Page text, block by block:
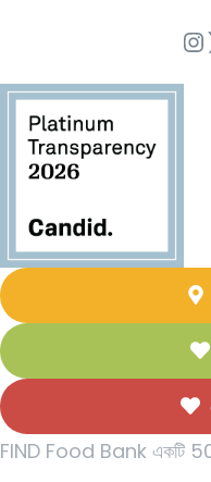
FIND Food Bank একটি